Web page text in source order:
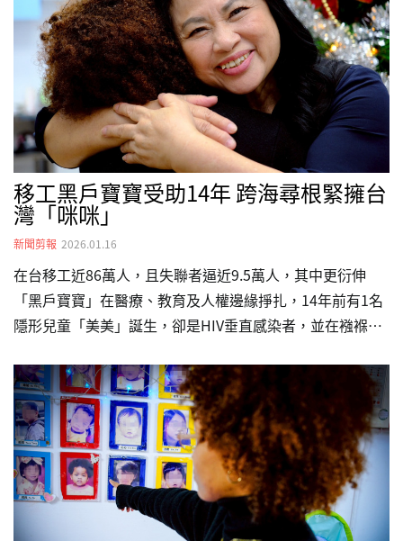
移工黑戶寶寶受助14年 跨海尋根緊擁台
灣「咪咪」
新聞剪報 2026.01.16
在台移工近86萬人，且失聯者逼近9.5萬人，其中更衍伸
「黑戶寶寶」在醫療、教育及人權邊緣掙扎，14年前有1名
隱形兒童「美美」誕生，卻是HIV垂直感染者，並在襁褓中
期資助，如今美美已長大，日前返台尋根，與暱稱「咪咪」
的楊婕妤緊緊相擁，讓跨越時空的愛延續至今。14歲的美美
是失聯移工混血兒，她母親當年在台灣時因愛滋病發作被送
醫，美美也被垂直傳染HIV，而美美一出生因不具備任何合
法身分，經移民署轉介至台灣關愛基金會創辦的關愛之家，
並被遣返回其母國，半年後美美母親過世，只能由祖母扶養
長大。但楊婕妤始終關心這群移工黑戶寶寶，…